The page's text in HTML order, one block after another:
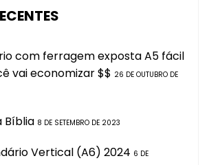
com ferragem exposta A5 fácil
vai economizar $$ 26 DE OUTUBRO DE
Bíblia 8 DE SETEMBRO DE 2023
Vertical (A6) 2024 6 DE